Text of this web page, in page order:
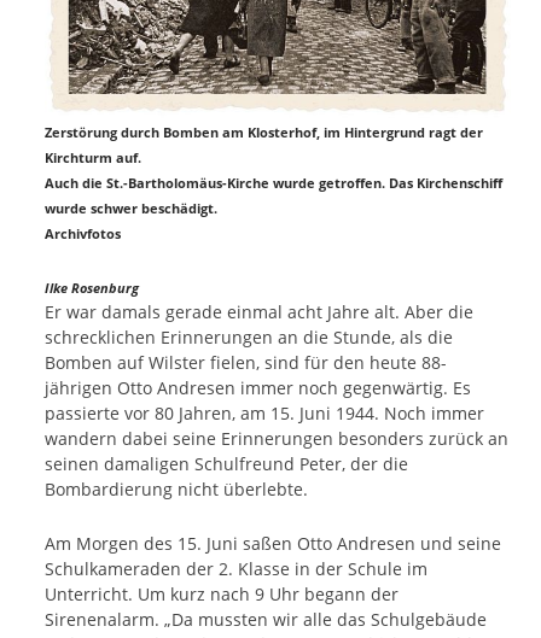
Zerstörung durch Bomben am Klosterhof, im Hintergrund ragt der
Kirchturm auf.
Auch die St.-Bartholomäus-Kirche wurde getroffen. Das Kirchenschiff
wurde schwer beschädigt.
Archivfotos
Ilke Rosenburg
Er war damals gerade einmal acht Jahre alt. Aber die
schrecklichen Erinnerungen an die Stunde, als die
Bomben auf Wilster fielen, sind für den heute 88-
jährigen Otto Andresen immer noch gegenwärtig. Es
passierte vor 80 Jahren, am 15. Juni 1944. Noch immer
wandern dabei seine Erinnerungen besonders zurück an
seinen damaligen Schulfreund Peter, der die
Bombardierung nicht überlebte.
Am Morgen des 15. Juni saßen Otto Andresen und seine
Schulkameraden der 2. Klasse in der Schule im
Unterricht. Um kurz nach 9 Uhr begann der
Sirenenalarm. „Da mussten wir alle das Schulgebäude